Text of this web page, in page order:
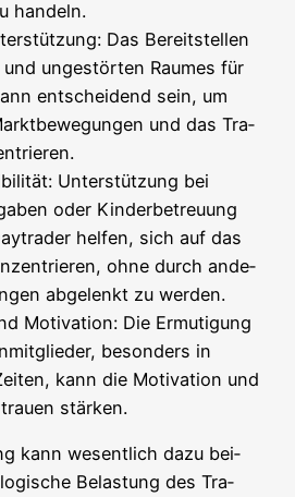
handeln.
Das Bereit­stel­len
unge­stör­ten Rau­mes für
ent­schei­dend sein, um
und das Tra­
Unter­stüt­zung bei
oder Kin­der­be­treu­ung
hel­fen, sich auf das
ohne durch ande­
abge­lenkt zu werden.
Moti­va­ti­on: Die Ermu­ti­gung
beson­ders in
kann die Moti­va­ti­on und
stärken.
kann wesent­lich dazu bei­
Belas­tung des Tra­